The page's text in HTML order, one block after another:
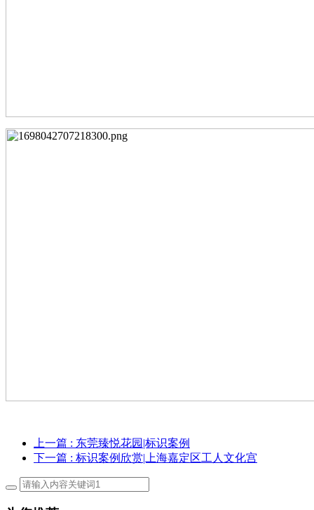
上一篇 : 东莞臻悦花园|标识案例
下一篇 : 标识案例欣赏|上海嘉定区工人文化宫